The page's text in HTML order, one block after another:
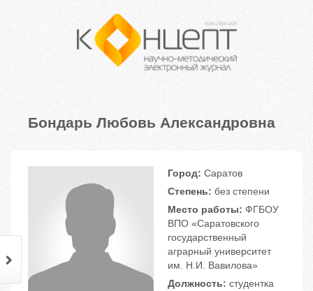
Бондарь Любовь Александровна
Город: Саратов
Степень: без степени
Место работы: ФГБОУ
ВПО «Саратовского
государственный
аграрный университет
им. Н.И. Вавилова»
Должность: студентка